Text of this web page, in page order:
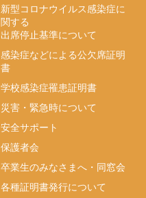
新型コロナウイルス感染症に
関する
出席停止基準について
感染症などによる公欠席証明
書
学校感染症罹患証明書
災害・緊急時について
安全サポート
保護者会
卒業生のみなさまへ・同窓会
各種証明書発行について